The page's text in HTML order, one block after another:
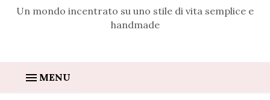
Un mondo incentrato su uno stile di vita semplice e
handmade
MENU